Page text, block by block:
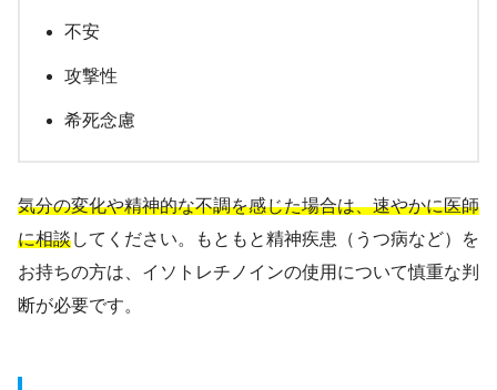
不安
攻撃性
希死念慮
気分の変化や精神的な不調を感じた場合は、速やかに医師
に相談してください。もともと精神疾患（うつ病など）を
お持ちの方は、イソトレチノインの使用について慎重な判
断が必要です。